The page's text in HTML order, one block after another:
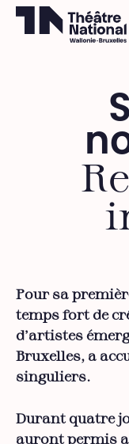
Pour sa
temps fort de
d'artistes
Bruxelles, a
singuliers.
Durant quatre
auront permis